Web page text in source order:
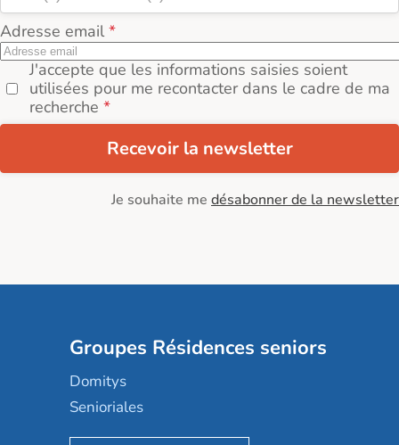
Adresse email
J'accepte que les informations saisies soient
utilisées pour me recontacter dans le cadre de ma
recherche
Recevoir la newsletter
Je souhaite me désabonner de la newsletter
Groupes Résidences seniors
Domitys
Senioriales
Nohée